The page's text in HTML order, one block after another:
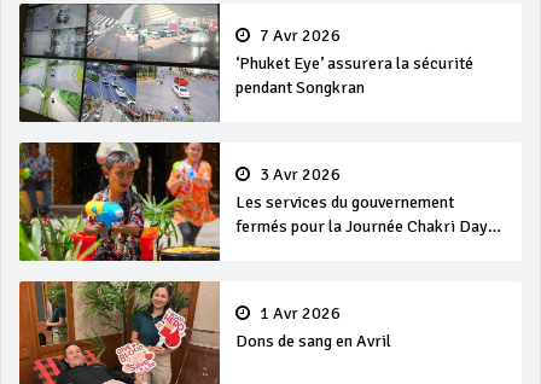
7 Avr 2026
‘Phuket Eye’ assurera la sécurité
pendant Songkran
3 Avr 2026
Les services du gouvernement
fermés pour la Journée Chakri Day
1 Avr 2026
Dons de sang en Avril